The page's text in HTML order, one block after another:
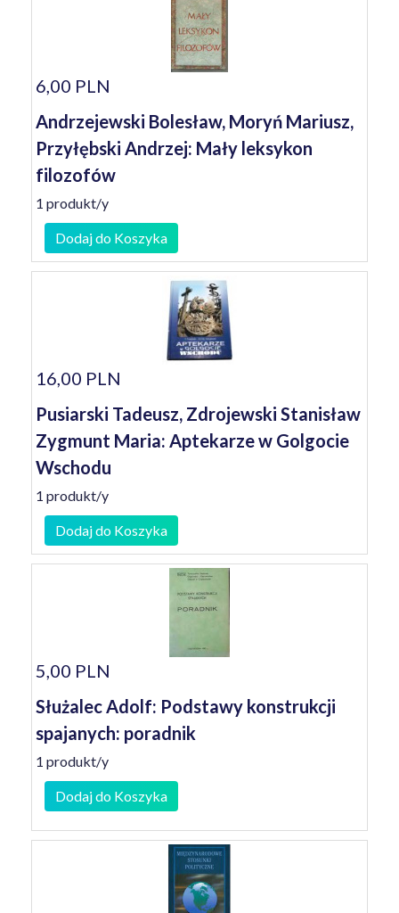
6,00 PLN
Andrzejewski Bolesław, Moryń Mariusz,
Przyłębski Andrzej: Mały leksykon
filozofów
1 produkt/y
Dodaj do Koszyka
16,00 PLN
Pusiarski Tadeusz, Zdrojewski Stanisław
Zygmunt Maria: Aptekarze w Golgocie
Wschodu
1 produkt/y
Dodaj do Koszyka
5,00 PLN
Służalec Adolf: Podstawy konstrukcji
spajanych: poradnik
1 produkt/y
Dodaj do Koszyka